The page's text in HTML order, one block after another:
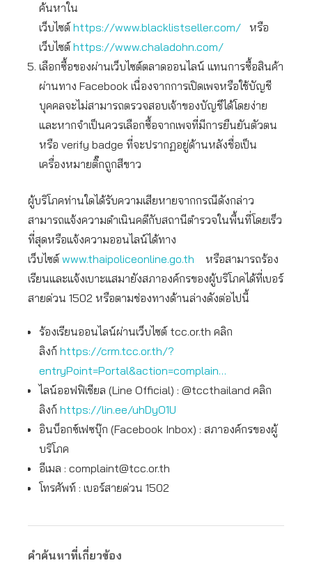
ค้นหาใน
เว็บไซต์ https://www.blacklistseller.com/ หรือ
เว็บไซต์ https://www.chaladohn.com/
เลือกซื้อของผ่านเว็บไซต์ตลาดออนไลน์ แทนการซื้อสินค้า
ผ่านทาง Facebook เนื่องจากการเปิดเพจหรือใช้บัญชี
บุคคลจะไม่สามารถตรวจสอบเจ้าของบัญชีได้โดยง่าย
และหากจำเป็นควรเลือกซื้อจากเพจที่มีการยืนยันตัวตน
หรือ verify badge ที่จะปรากฏอยู่ด้านหลังชื่อเป็น
เครื่องหมายติ๊กถูกสีขาว
ผู้บริโภคท่านใดได้รับความเสียหายจากกรณีดังกล่าว
สามารถแจ้งความดำเนินคดีกับสถานีตำรวจในพื้นที่โดยเร็ว
ที่สุดหรือแจ้งความออนไลน์ได้ทาง
เว็บไซต์ www.thaipoliceonline.go.th หรือสามารถร้อง
เรียนและแจ้งเบาะแสมายังสภาองค์กรของผู้บริโภคได้ที่เบอร์
สายด่วน 1502 หรือตามช่องทางด้านล่างดังต่อไปนี้
ร้องเรียนออนไลน์ผ่านเว็บไซต์ tcc.or.th คลิก
ลิงก์ https://crm.tcc.or.th/?
entryPoint=Portal&action=complain…
ไลน์ออฟฟิเชียล (Line Official) : @tccthailand คลิก
ลิงก์ https://lin.ee/uhDyO1U
อินบ็อกซ์เฟซบุ๊ก (Facebook Inbox) : สภาองค์กรของผู้
บริโภค
อีเมล : complaint@tcc.or.th
โทรศัพท์ : เบอร์สายด่วน 1502
คำค้นหาที่เกี่ยวข้อง